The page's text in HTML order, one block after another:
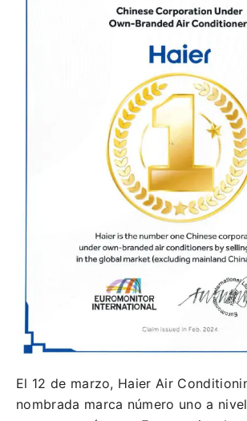
El 12 de marzo, Haier Air
nombrada marca número uno a